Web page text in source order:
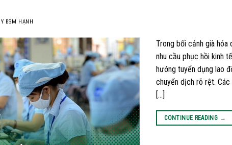
BSM HẠNH
Trong bối cảnh già hóa
nhu cầu phục hồi kinh
hướng tuyển dụng lao
chuyển dịch rõ rệt.
[…]
CONTINUE READING →